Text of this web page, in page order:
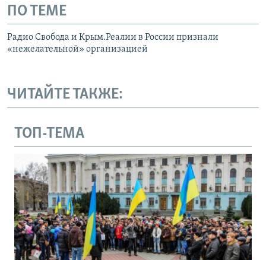
ПО ТЕМЕ
Радио Свобода и Крым.Реалии в России признали
«нежелательной» организацией
ЧИТАЙТЕ ТАКЖЕ:
ТОП-ТЕМА